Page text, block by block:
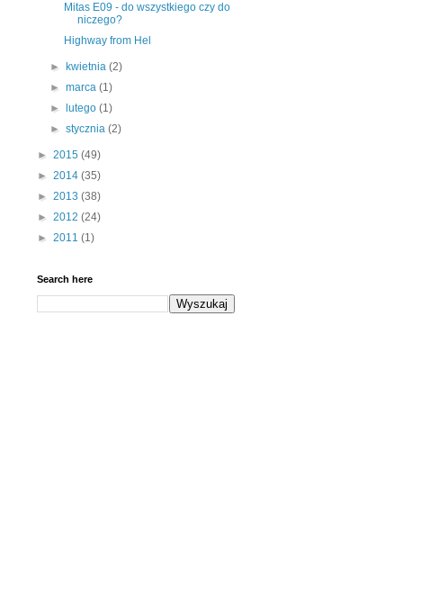
Mitas E09 - do wszystkiego czy do
niczego?
Highway from Hel
► kwietnia(2)
►marca(1)
►
lutego(1)
►stycznia(2)
► 2015 (49)
► 2014 (35)
► 2013 (38)
► 2012 (24)
► 2011 (1)
Search here